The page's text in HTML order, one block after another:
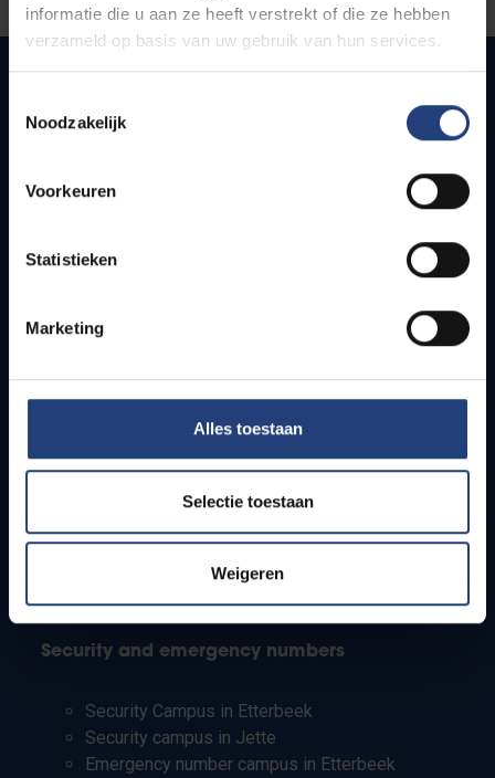
informatie die u aan ze heeft verstrekt of die ze hebben
verzameld op basis van uw gebruik van hun services.
Noodzakelijk
Voorkeuren
Statistieken
Marketing
Alles toestaan
Selectie toestaan
Weigeren
Quick links
How to get to the VUB campuses
Students
PhD students
Teachers and secondary schools
Working students
Security and emergency numbers
Security Campus in Etterbeek
Security campus in Jette
Emergency number campus in Etterbeek